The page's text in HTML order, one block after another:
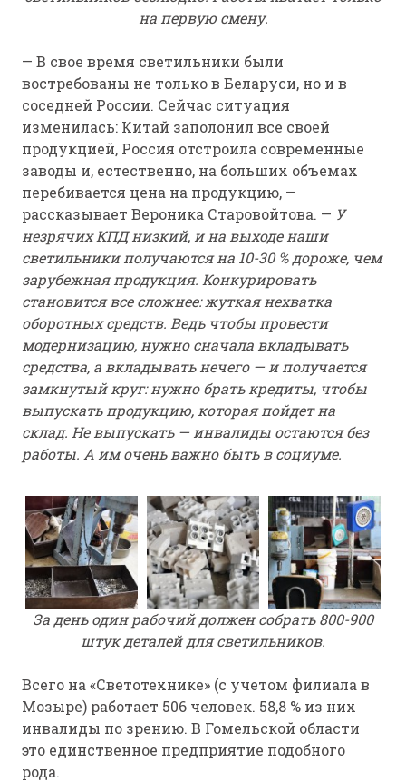
на первую смену.
— В свое время светильники были
востребованы не только в Беларуси, но и в
соседней России. Сейчас ситуация
изменилась: Китай заполонил все своей
продукцией, Россия отстроила современные
заводы и, естественно, на больших объемах
перебивается цена на продукцию, —
рассказывает Вероника Старовойтова. — У
незрячих КПД низкий, и на выходе наши
светильники получаются на 10-30 % дороже, чем
зарубежная продукция. Конкурировать
становится все сложнее: жуткая нехватка
оборотных средств. Ведь чтобы провести
модернизацию, нужно сначала вкладывать
средства, а вкладывать нечего — и получается
замкнутый круг: нужно брать кредиты, чтобы
выпускать продукцию, которая пойдет на
склад. Не выпускать — инвалиды остаются без
работы. А им очень важно быть в социуме.
За день один рабочий должен собрать 800-900
штук деталей для светильников.
Всего на «Светотехнике» (с учетом филиала в
Мозыре) работает 506 человек. 58,8 % из них
инвалиды по зрению. В Гомельской области
это единственное предприятие подобного
рода.